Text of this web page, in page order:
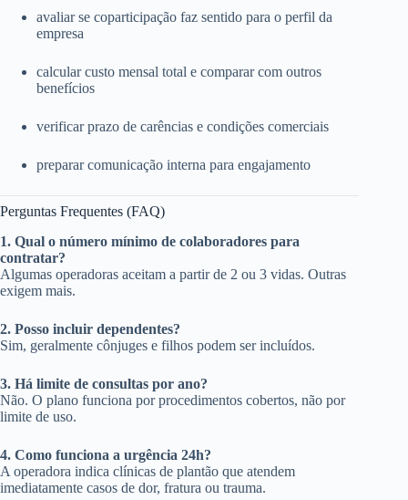
avaliar se coparticipação faz sentido para o perfil da
empresa
calcular custo mensal total e comparar com outros
benefícios
verificar prazo de carências e condições comerciais
preparar comunicação interna para engajamento
Perguntas Frequentes (FAQ)
1. Qual o número mínimo de colaboradores para
contratar?
Algumas operadoras aceitam a partir de 2 ou 3 vidas. Outras
exigem mais.
2. Posso incluir dependentes?
Sim, geralmente cônjuges e filhos podem ser incluídos.
3. Há limite de consultas por ano?
Não. O plano funciona por procedimentos cobertos, não por
limite de uso.
4. Como funciona a urgência 24h?
A operadora indica clínicas de plantão que atendem
imediatamente casos de dor, fratura ou trauma.